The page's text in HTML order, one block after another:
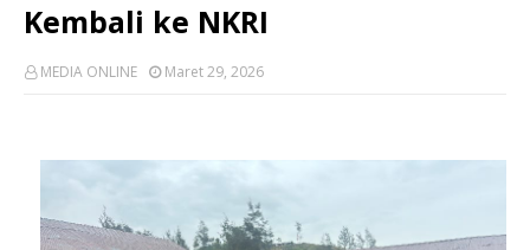
Kembali ke NKRI
MEDIA ONLINE Maret 29, 2026